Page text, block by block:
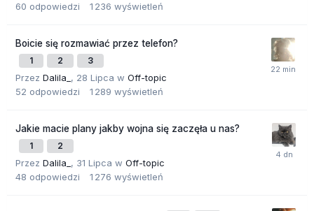
60 odpowiedzi 1 236 wyświetleń
Boicie się rozmawiać przez telefon?
1 2 3
Przez Dalila_ , 28 Lipca w Off-topic
52 odpowiedzi 1 289 wyświetleń
Jakie macie plany jakby wojna się zaczęła u nas?
1 2
Przez Dalila_ , 31 Lipca w Off-topic
48 odpowiedzi 1 276 wyświetleń